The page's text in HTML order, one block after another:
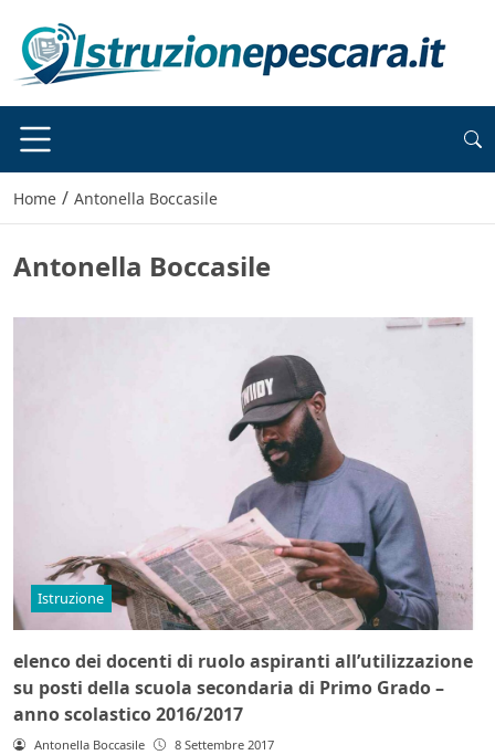
Home / Antonella Boccasile
Antonella Boccasile
Istruzione
elenco dei docenti di ruolo aspiranti all’utilizzazione
su posti della scuola secondaria di Primo Grado –
anno scolastico 2016/2017
Antonella Boccasile 8 Settembre 2017